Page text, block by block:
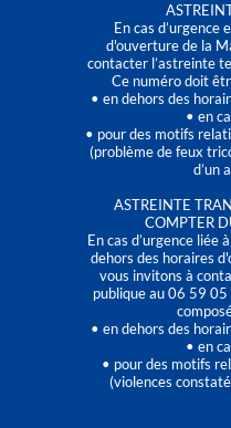
En cas d’urgence
d'ouverture de la
contacter l’astreinte
Ce numéro doit
• en dehors des
• en
• pour des motifs
(problème de feux
d’un
ASTREINTE
COMPTER
En cas d’urgence liée
dehors des horaires
vous invitons à
publique au 06 59
• en dehors des
• en
• pour des motifs
(violences